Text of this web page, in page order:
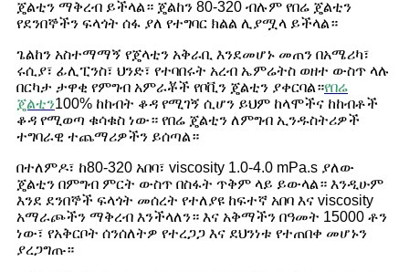
ጄልቲን ማቅረብ ይችላል። ጄልከን 80-320 ብሉም የበሬ ጄልቲን
የደንበኞችን ፍላጎት ሰፋ ያለ የተግባር ክልል ሊያሟላ ይችላል።
ጌልከን አስተማማኝ የጄላቲን አቅራቢ እንደመሆኑ መጠን በአሜሪካ፣
ሩሲያ፣ ፊሊፒንስ፣ ህንድ፣ የተባበሩት አረብ ኤምሬትስ ወዘተ ውስጥ ላሉ
በርካታ ታዋቂ የምግብ አምራቾች የቦቪን ጄልቲን ያቀርባል።የበሬ
ጄልቲን100% ከከብት ቆዳ የሚገኝ ሲሆን ይህም ከላሞችና ከከብቶች
ቆዳ የሚወጣ ቁሳቁስ ነው። የበሬ ጄልቲን ለምግብ ኢንዱስትሪዎች
ተግባራዊ ተጨማሪዎችን ይሰጣል።
በተለምዶ፣ ከ80-320 አበባ፣ viscosity 1.0-4.0 mPa.s ያለው
ጄልቲን በምግብ ምርት ውስጥ በስፋት ጥቅም ላይ ይውላል። እንዲሁም
እንደ ደንበኞች ፍላጎት መሰረት የተለያዩ ከፍተኛ አበባ እና viscosity
አማራጮችን ማቅረብ እንችላለን። እና አቅማችን በዓመት 15000 ቶን
ነው፣ የአቅርቦት ሰንሰለትዎ የተረጋጋ እና ደህንነቱ የተጠበቀ መሆኑን
ያረጋግጡ።